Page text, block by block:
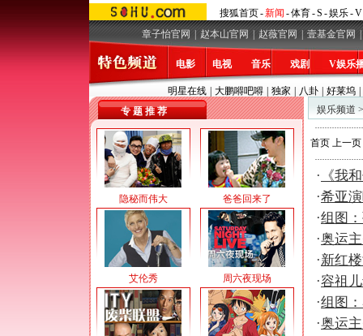
搜狐首页-新闻 -体育-S -娱乐-V
章子怡官网
赵本山官网 赵薇官网 壹基金官网
电影 电视 音乐 戏剧 V娱乐
明星在线 大鹏嘚吧嘚 独家 八卦 好莱坞
专 题 推 荐
隐秘而伟大 爸爸回来了
艾伦秀 周六夜现场
娱乐频道
首页 上一页
· 《我
·希亚
·组图
·奥运
·新红
·容祖
·组图
·奥运